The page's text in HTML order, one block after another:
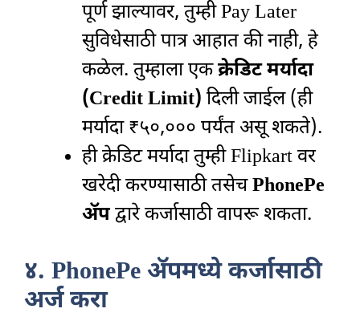
पूर्ण झाल्यावर, तुम्ही Pay Later
सुविधेसाठी पात्र आहात की नाही, हे
कळेल. तुम्हाला एकक्रेडिट मर्यादा
(Credit Limit) दिली जाईल (ही
मर्यादा ₹५०,००० पर्यंत असू शकते).
ही क्रेडिट मर्यादा तुम्ही Flipkart वर
खरेदी करण्यासाठी तसेचPhonePe
ॲपद्वारे कर्जासाठी वापरू शकता.
४. PhonePe ॲपमध्ये कर्जासाठी
अर्ज करा